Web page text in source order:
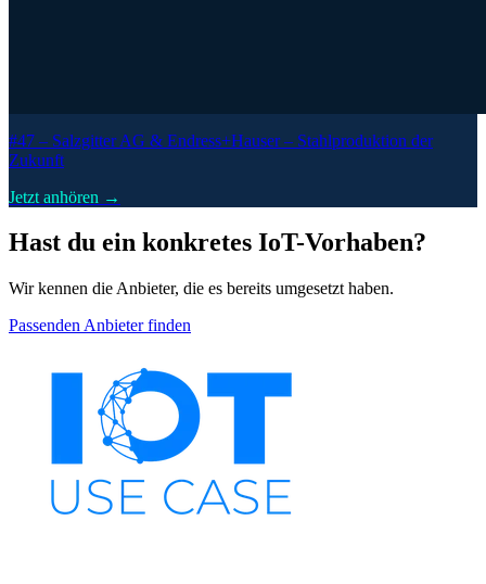
#47 – Salzgitter AG & Endress+Hauser – Stahlproduktion der
Zukunft
Jetzt anhören →
Hast du ein konkretes IoT-Vorhaben?
Wir kennen die Anbieter, die es bereits umgesetzt haben.
Passenden Anbieter finden